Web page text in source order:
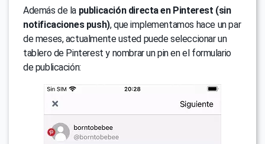
Además de la publicación directa en Pinterest (sin
notificaciones push), que implementamos hace un par
de meses, actualmente usted puede seleccionar un
tablero de Pinterest y nombrar un pin en el formulario
de publicación: